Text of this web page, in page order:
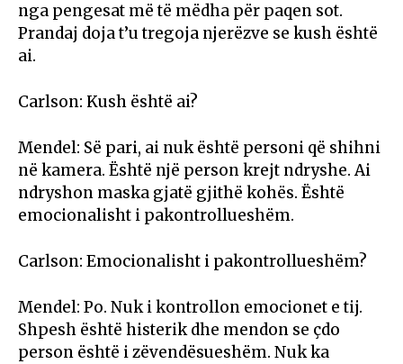
nga pengesat më të mëdha për paqen sot.
Prandaj doja t’u tregoja njerëzve se kush është
ai.
Carlson: Kush është ai?
Mendel: Së pari, ai nuk është personi që shihni
në kamera. Është një person krejt ndryshe. Ai
ndryshon maska gjatë gjithë kohës. Është
emocionalisht i pakontrollueshëm.
Carlson: Emocionalisht i pakontrollueshëm?
Mendel: Po. Nuk i kontrollon emocionet e tij.
Shpesh është histerik dhe mendon se çdo
person është i zëvendësueshëm. Nuk ka